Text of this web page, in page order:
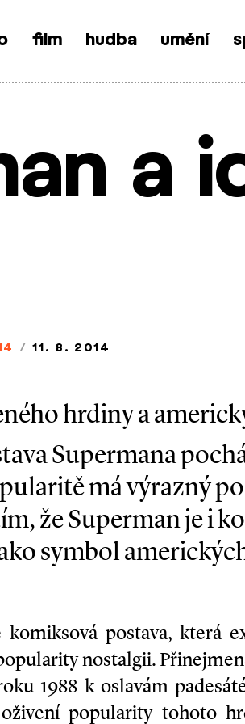
film hudba umění
a
/ 11. 8. 2014
hrdiny a
Supermana
má výrazný
že Superman je i
symbol
postava, která
nostalgii.
1988 k oslavám
popularity tohoto